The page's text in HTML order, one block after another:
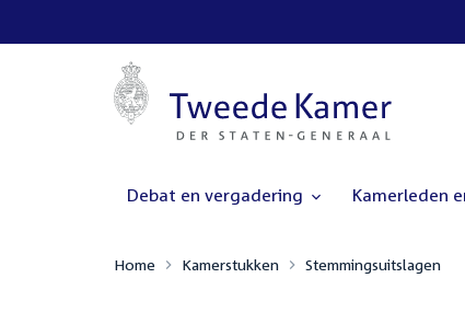
Debat en vergadering Kamerleden
Home Kamerstukken Stemmingsuitslagen